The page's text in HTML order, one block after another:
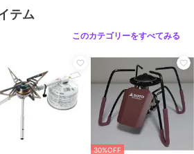
テム
このカテゴリーをすべてみる
30%OFF